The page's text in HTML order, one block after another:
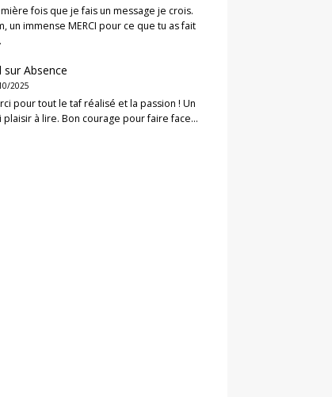
fois que je fais un message je crois.
un immense MERCI pour ce que tu as fait
surAbsence
2025
pour tout le taf réalisé et la passion ! Un
plaisir à lire. Bon courage pour faire face…